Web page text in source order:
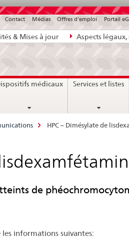
& Mises à jour Aspects légaux,
Contact Médias Offres d'emploi Portail
médicaux Services et listes
HPC – Dimésylate de
de
informations suivantes: